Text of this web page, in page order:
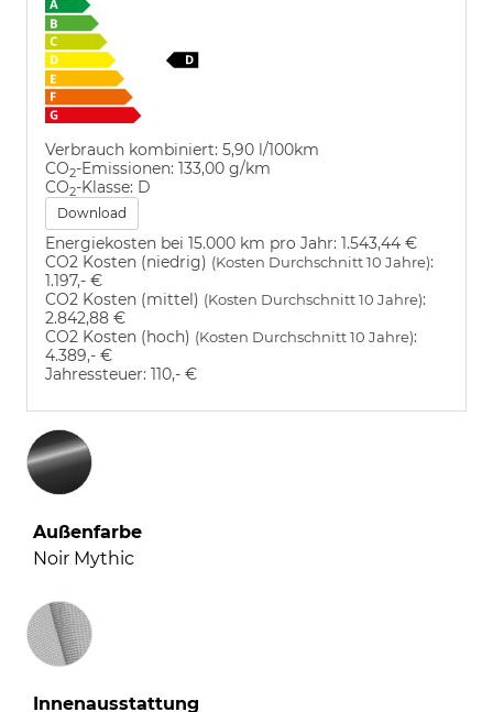
Verbrauch kombiniert: 5,90 l/100km
CO2-Emissionen: 133,00 g/km
CO2-Klasse: D
Download
Energiekosten bei 15.000 km pro Jahr: 1.543,44 €
CO2 Kosten (niedrig) (Kosten Durchschnitt 10 Jahre):
1.197,- €
CO2 Kosten (mittel) (Kosten Durchschnitt 10 Jahre):
2.842,88 €
CO2 Kosten (hoch) (Kosten Durchschnitt 10 Jahre):
4.389,- €
Jahressteuer: 110,- €
Außenfarbe
Noir Mythic
Innenausstattung
Innenausstattung